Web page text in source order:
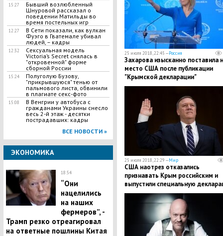
15:27
Бывший возлюбленный
Шнуровой рассказал о
поведении Матильды во
время постельных игр
12:27
В Сети показали, как вулкан
Фуэго в Гватемале убивал
людей, – кадры
12:32
Сексуальная модель
Victoria’s Secret снялась в
"откровенной" форме
сборной России
15:24
Полуголую Бузову,
"прикрывшуюся" тенью от
пальмового листа, обвинили
в плагиате секс-фото
15:08
В Венгрии у автобуса с
гражданами Украины снесло
весь 2-й этаж - десятки
пострадавших: кадры
ВСЕ НОВОСТИ »
ЭКОНОМИКА
18:54
​“Они
нацелились
на наших
фермеров”, -
Трамп резко отреагировал
на ответные пошлины Китая
25 июля 2018, 22:45 —Россия
Захарова изысканно поставила
место США после публикации
"Крымской декларации"
25 июля 2018, 22:29 —Мир
США наотрез отказались
признавать Крым российским и
выпустили специальную